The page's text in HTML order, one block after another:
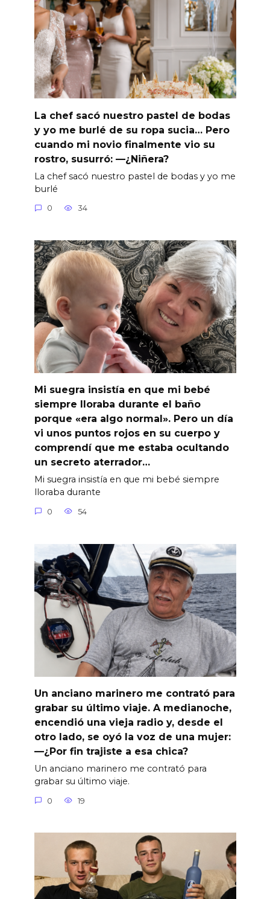
La chef sacó nuestro pastel de bodas
y yo me burlé de su ropa sucia… Pero
cuando mi novio finalmente vio su
rostro, susurró: —¿Niñera?
La chef sacó nuestro pastel de bodas y yo me
burlé
0 34
Mi suegra insistía en que mi bebé
siempre lloraba durante el baño
porque «era algo normal». Pero un día
vi unos puntos rojos en su cuerpo y
comprendí que me estaba ocultando
un secreto aterrador…
Mi suegra insistía en que mi bebé siempre
lloraba durante
0 54
Un anciano marinero me contrató para
grabar su último viaje. A medianoche,
encendió una vieja radio y, desde el
otro lado, se oyó la voz de una mujer:
—¿Por fin trajiste a esa chica?
Un anciano marinero me contrató para
grabar su último viaje.
0 19